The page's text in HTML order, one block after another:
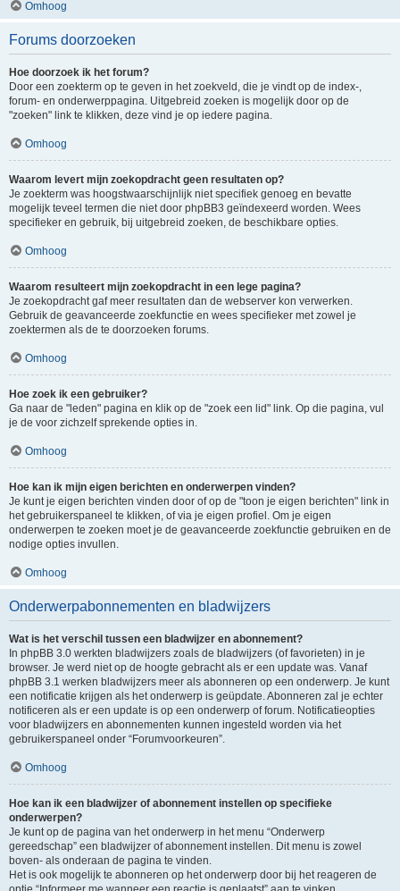
Omhoog
Forums doorzoeken
Hoe doorzoek ik het forum?
Door een zoekterm op te geven in het zoekveld, die je vindt op de index-,
forum- en onderwerppagina. Uitgebreid zoeken is mogelijk door op de
"zoeken" link te klikken, deze vind je op iedere pagina.
Omhoog
Waarom levert mijn zoekopdracht geen resultaten op?
Je zoekterm was hoogstwaarschijnlijk niet specifiek genoeg en bevatte
mogelijk teveel termen die niet door phpBB3 geïndexeerd worden. Wees
specifieker en gebruik, bij uitgebreid zoeken, de beschikbare opties.
Omhoog
Waarom resulteert mijn zoekopdracht in een lege pagina?
Je zoekopdracht gaf meer resultaten dan de webserver kon verwerken.
Gebruik de geavanceerde zoekfunctie en wees specifieker met zowel je
zoektermen als de te doorzoeken forums.
Omhoog
Hoe zoek ik een gebruiker?
Ga naar de "leden" pagina en klik op de "zoek een lid" link. Op die pagina, vul
je de voor zichzelf sprekende opties in.
Omhoog
Hoe kan ik mijn eigen berichten en onderwerpen vinden?
Je kunt je eigen berichten vinden door of op de "toon je eigen berichten" link in
het gebruikerspaneel te klikken, of via je eigen profiel. Om je eigen
onderwerpen te zoeken moet je de geavanceerde zoekfunctie gebruiken en de
nodige opties invullen.
Omhoog
Onderwerpabonnementen en bladwijzers
Wat is het verschil tussen een bladwijzer en abonnement?
In phpBB 3.0 werkten bladwijzers zoals de bladwijzers (of favorieten) in je
browser. Je werd niet op de hoogte gebracht als er een update was. Vanaf
phpBB 3.1 werken bladwijzers meer als abonneren op een onderwerp. Je kunt
een notificatie krijgen als het onderwerp is geüpdate. Abonneren zal je echter
notificeren als er een update is op een onderwerp of forum. Notificatieopties
voor bladwijzers en abonnementen kunnen ingesteld worden via het
gebruikerspaneel onder “Forumvoorkeuren”.
Omhoog
Hoe kan ik een bladwijzer of abonnement instellen op specifieke
onderwerpen?
Je kunt op de pagina van het onderwerp in het menu “Onderwerp
gereedschap” een bladwijzer of abonnement instellen. Dit menu is zowel
boven- als onderaan de pagina te vinden.
Het is ook mogelijk te abonneren op het onderwerp door bij het reageren de